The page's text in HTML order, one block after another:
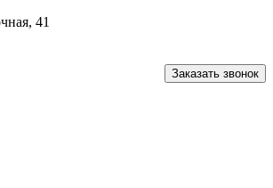
41
Заказать звонок